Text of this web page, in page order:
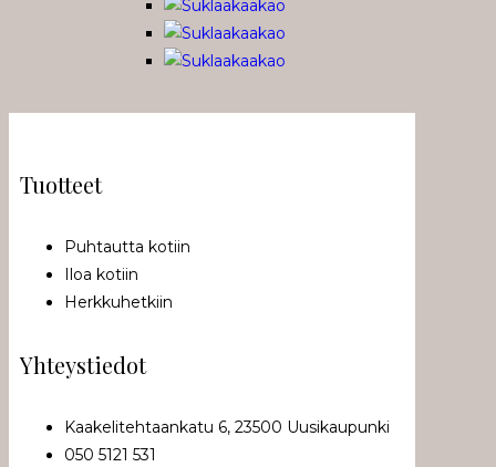
Tuotteet
Puhtautta kotiin
Iloa kotiin
Herkkuhetkiin
Yhteystiedot
Kaakelitehtaankatu 6, 23500 Uusikaupunki
050 5121 531